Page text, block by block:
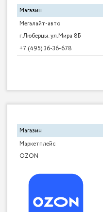
Магазин
Мегалайт-авто
г.Люберцы. ул.Мира 8Б
+7 (495) 36-36-678
Магазин
Маркетплейс
OZON